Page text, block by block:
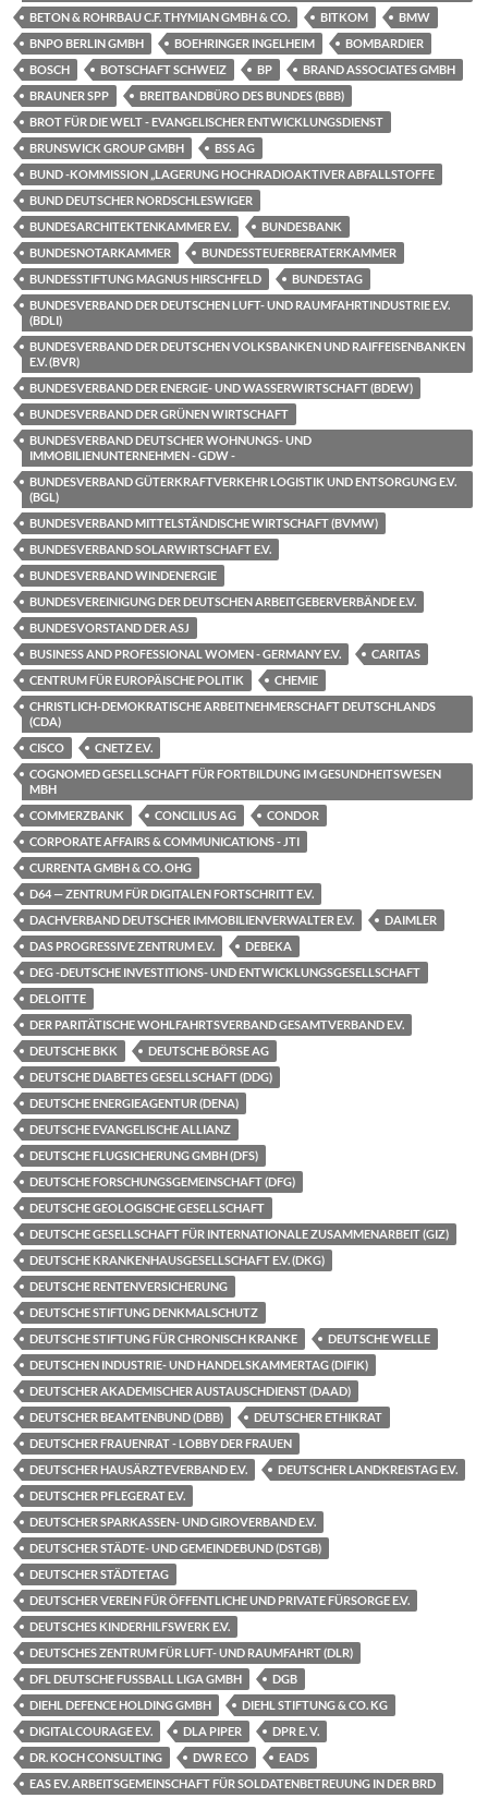
BETON & ROHRBAU C.F. THYMIAN GMBH & CO.
BITKOM
BMW
BNPO BERLIN GMBH
BOEHRINGER INGELHEIM
BOMBARDIER
BOSCH
BOTSCHAFT SCHWEIZ BP
BRAND ASSOCIATES GMBH
BRAUNER SPP
BREITBANDBÜRO DES BUNDES (BBB)
BROT FÜR DIE WELT - EVANGELISCHER ENTWICKLUNGSDIENST
BRUNSWICK GROUP GMBH
BSS AG
BUND -KOMMISSION „LAGERUNG HOCHRADIOAKTIVER ABFALLSTOFFE
BUND DEUTSCHER NORDSCHLESWIGER
BUNDESARCHITEKTENKAMMER E.V.
BUNDESBANK
BUNDESNOTARKAMMER
BUNDESSTEUERBERATERKAMMER
BUNDESSTIFTUNG MAGNUS HIRSCHFELD
BUNDESTAG
BUNDESVERBAND DER DEUTSCHEN LUFT- UND RAUMFAHRTINDUSTRIE E.V.
(BDLI)
BUNDESVERBAND DER DEUTSCHEN VOLKSBANKEN UND RAIFFEISENBANKEN
E.V. (BVR)
BUNDESVERBAND DER ENERGIE- UND WASSERWIRTSCHAFT (BDEW)
BUNDESVERBAND DER GRÜNEN WIRTSCHAFT
BUNDESVERBAND DEUTSCHER WOHNUNGS- UND
IMMOBILIENUNTERNEHMEN - GDW -
BUNDESVERBAND GÜTERKRAFTVERKEHR LOGISTIK UND ENTSORGUNG E.V.
(BGL)
BUNDESVERBAND MITTELSTÄNDISCHE WIRTSCHAFT (BVMW)
BUNDESVERBAND SOLARWIRTSCHAFT E.V.
BUNDESVERBAND WINDENERGIE
BUNDESVEREINIGUNG DER DEUTSCHEN ARBEITGEBERVERBÄNDE E.V.
BUNDESVORSTAND DER ASJ
BUSINESS AND PROFESSIONAL WOMEN - GERMANY E.V.
CARITAS
CENTRUM FÜR EUROPÄISCHE POLITIK
CHEMIE
CHRISTLICH-DEMOKRATISCHE ARBEITNEHMERSCHAFT DEUTSCHLANDS
(CDA)
CISCO
CNETZ E.V.
COGNOMED GESELLSCHAFT FÜR FORTBILDUNG IM GESUNDHEITSWESEN
MBH
COMMERZBANK
CONCILIUS AG
CONDOR
CORPORATE AFFAIRS & COMMUNICATIONS - JTI
CURRENTA GMBH & CO. OHG
D64 — ZENTRUM FÜR DIGITALEN FORTSCHRITT E.V.
DACHVERBAND DEUTSCHER IMMOBILIENVERWALTER E.V.
DAIMLER
DAS PROGRESSIVE ZENTRUM E.V.
DEBEKA
DEG -DEUTSCHE INVESTITIONS- UND ENTWICKLUNGSGESELLSCHAFT
DELOITTE
DER PARITÄTISCHE WOHLFAHRTSVERBAND GESAMTVERBAND E.V.
DEUTSCHE BKK
DEUTSCHE BÖRSE AG
DEUTSCHE DIABETES GESELLSCHAFT (DDG)
DEUTSCHE ENERGIEAGENTUR (DENA)
DEUTSCHE EVANGELISCHE ALLIANZ
DEUTSCHE FLUGSICHERUNG GMBH (DFS)
DEUTSCHE FORSCHUNGSGEMEINSCHAFT (DFG)
DEUTSCHE GEOLOGISCHE GESELLSCHAFT
DEUTSCHE GESELLSCHAFT FÜR INTERNATIONALE ZUSAMMENARBEIT (GIZ)
DEUTSCHE KRANKENHAUSGESELLSCHAFT E.V. (DKG)
DEUTSCHE RENTENVERSICHERUNG
DEUTSCHE STIFTUNG DENKMALSCHUTZ
DEUTSCHE STIFTUNG FÜR CHRONISCH KRANKE
DEUTSCHE WELLE
DEUTSCHEN INDUSTRIE- UND HANDELSKAMMERTAG (DIFIK)
DEUTSCHER AKADEMISCHER AUSTAUSCHDIENST (DAAD)
DEUTSCHER BEAMTENBUND (DBB)
DEUTSCHER ETHIKRAT
DEUTSCHER FRAUENRAT - LOBBY DER FRAUEN
DEUTSCHER HAUSÄRZTEVERBAND E.V.
DEUTSCHER LANDKREISTAG E.V.
DEUTSCHER PFLEGERAT E.V.
DEUTSCHER SPARKASSEN- UND GIROVERBAND E.V.
DEUTSCHER STÄDTE- UND GEMEINDEBUND (DSTGB)
DEUTSCHER STÄDTETAG
DEUTSCHER VEREIN FÜR ÖFFENTLICHE UND PRIVATE FÜRSORGE E.V.
DEUTSCHES KINDERHILFSWERK E.V.
DEUTSCHES ZENTRUM FÜR LUFT- UND RAUMFAHRT (DLR)
DFL DEUTSCHE FUSSBALL LIGA GMBH
DGB
DIEHL DEFENCE HOLDING GMBH
DIEHL STIFTUNG & CO. KG
DIGITALCOURAGE E.V.
DLA PIPER
DPR E. V.
DR. KOCH CONSULTING
DWR ECO
EADS
EAS EV. ARBEITSGEMEINSCHAFT FÜR SOLDATENBETREUUNG IN DER BRD